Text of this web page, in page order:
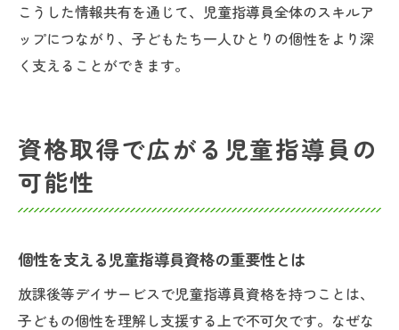
こうした情報共有を通じて、児童指導員全体のスキルア
ップにつながり、子どもたち一人ひとりの個性をより深
く支えることができます。
資格取得で広がる児童指導員の
可能性
個性を支える児童指導員資格の重要性とは
放課後等デイサービスで児童指導員資格を持つことは、
子どもの個性を理解し支援する上で不可欠です。なぜな